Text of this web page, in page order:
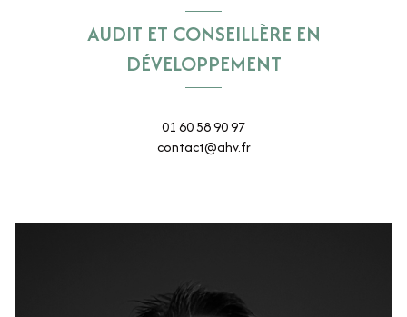
AUDIT ET CONSEILLÈRE EN
DÉVELOPPEMENT
01 60 58 90 97
contact@ahv.fr